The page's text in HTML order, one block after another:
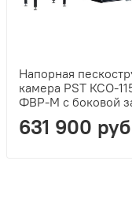
Напорная
камера PST КСО-
ФВР-M с боковой
631 900 руб